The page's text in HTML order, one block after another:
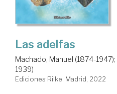
Las adelfas
Machado, Manuel (1874-1947);
1939)
Ediciones Rilke. Madrid, 2022